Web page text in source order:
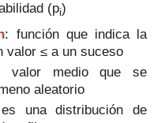
(pi)
: función que indica la
valor≤a un suceso
valor medio que se
aleatorio
una distribución de